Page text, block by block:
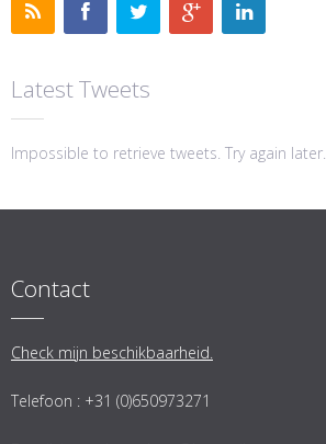
Latest Tweets
Impossible to retrieve tweets. Try again later.
Contact
Check mijn beschikbaarheid.
Telefoon : +31 (0)650973271